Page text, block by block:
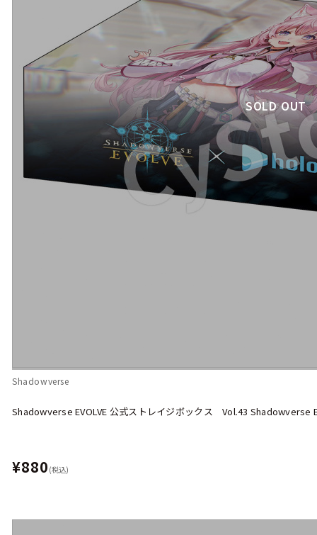
SOLD OUT
Shadowverse
Shadowverse EVOLVE 公式ストレイジボックス Vol.43 Shadowverse
¥880 (税込)